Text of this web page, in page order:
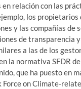
relación con las
los propietarios
y las compañías de
de transparencia
a las de los
la normativa SFDR
que ha puesto en
Force on Climate-